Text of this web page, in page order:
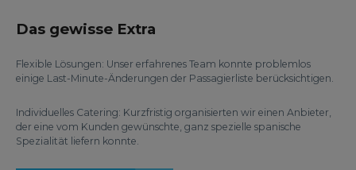
Das gewisse Extra
Flexible Lösungen: Unser erfahrenes Team konnte problemlos
einige Last-Minute-Änderungen der Passagierliste berücksichtigen.
Individuelles Catering: Kurzfristig organisierten wir einen Anbieter,
der eine vom Kunden gewünschte, ganz spezielle spanische
Spezialität liefern konnte.